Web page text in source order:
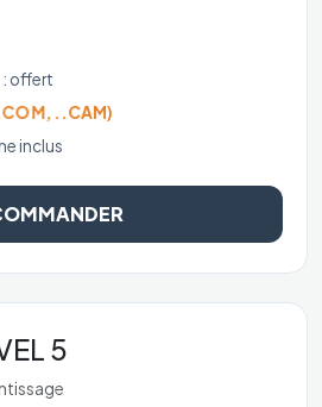
: offert
..CAM)
inclus
5